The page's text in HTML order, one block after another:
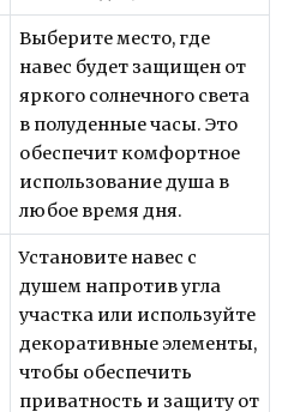
Выберите место, где
навес будет защищен от
яркого солнечного света
в полуденные часы. Это
обеспечит комфортное
использование душа в
любое время дня.
Установите навес с
душем напротив угла
участка или используйте
декоративные элементы,
чтобы обеспечить
приватность и защиту от